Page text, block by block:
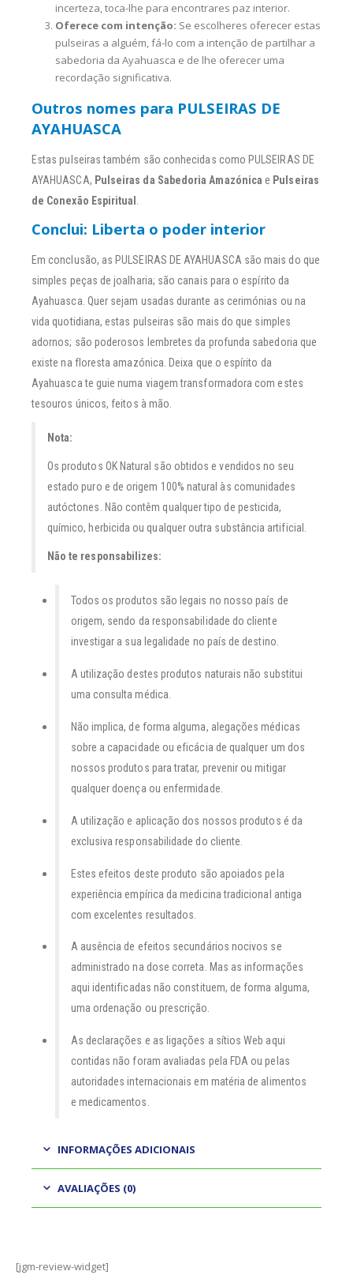
incerteza, toca-lhe para encontrares paz interior.
Oferece com intenção: Se escolheres oferecer estas
pulseiras a alguém, fá-lo com a intenção de partilhar a
sabedoria da Ayahuasca e de lhe oferecer uma
recordação significativa.
Outros nomes para PULSEIRAS DE
AYAHUASCA
Estas pulseiras também são conhecidas como PULSEIRAS DE
AYAHUASCA, Pulseiras da Sabedoria Amazónica e Pulseiras
de Conexão Espiritual
Conclui: Liberta o poder interior
Em conclusão, as PULSEIRAS DE AYAHUASCA são mais do que
simples peças de joalharia; são canais para o espírito da
Ayahuasca. Quer sejam usadas durante as cerimónias ou na
vida quotidiana, estas pulseiras são mais do que simples
adornos; são poderosos lembretes da profunda sabedoria que
existe na floresta amazónica. Deixa que o espírito da
Ayahuasca te guie numa viagem transformadora com estes
tesouros únicos, feitos à mão.
Nota:
Os produtos OK Natural são obtidos e vendidos no seu
estado puro e de origem 100% natural às comunidades
autóctones. Não contêm qualquer tipo de pesticida,
químico, herbicida ou qualquer outra substância artificial.
Não te responsabilizes:
Todos os produtos são legais no nosso país de
origem, sendo da responsabilidade do cliente
investigar a sua legalidade no país de destino.
A utilização destes produtos naturais não substitui
uma consulta médica.
Não implica, de forma alguma, alegações médicas
sobre a capacidade ou eficácia de qualquer um dos
nossos produtos para tratar, prevenir ou mitigar
qualquer doença ou enfermidade.
A utilização e aplicação dos nossos produtos é da
exclusiva responsabilidade do cliente.
Estes efeitos deste produto são apoiados pela
experiência empírica da medicina tradicional antiga
com excelentes resultados.
A ausência de efeitos secundários nocivos se
administrado na dose correta. Mas as informações
aqui identificadas não constituem, de forma alguma,
uma ordenação ou prescrição.
As declarações e as ligações a sítios Web aqui
contidas não foram avaliadas pela FDA ou pelas
autoridades internacionais em matéria de alimentos
e medicamentos.
INFORMAÇÕES ADICIONAIS
AVALIAÇÕES (0)
[jgm-review-widget]